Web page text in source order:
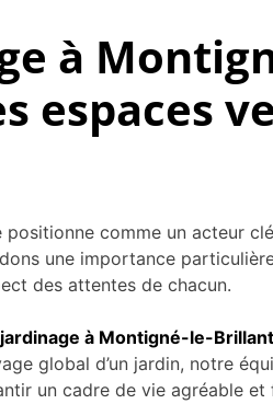
à
espaces
positionne comme un acteur
une importance
des attentes de chacun.
jardinage à Montigné-le-Brillant
global d’un jardin, notre
un cadre de vie agréable et